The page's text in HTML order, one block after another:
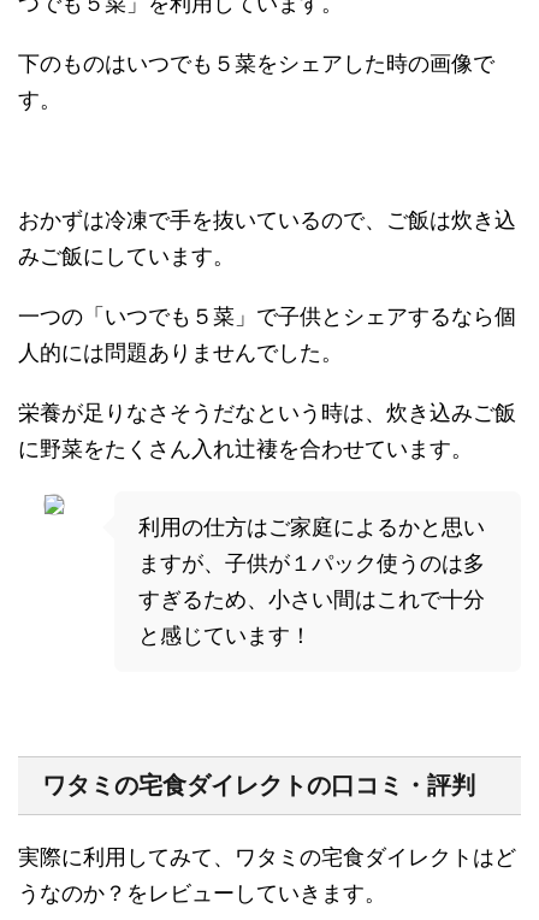
下のものはいつでも５菜をシェアした時の画像で
す。
おかずは冷凍で手を抜いているので、ご飯は炊き込
みご飯にしています。
一つの「いつでも５菜」で子供とシェアするなら個
人的には問題ありませんでした。
栄養が足りなさそうだなという時は、炊き込みご飯
に野菜をたくさん入れ辻褄を合わせています。
利用の仕方はご家庭によるかと思い
ますが、子供が１パック使うのは多
すぎるため、小さい間はこれで十分
と感じています！
ワタミの宅食ダイレクトの口コミ・評判
実際に利用してみて、ワタミの宅食ダイレクトはど
うなのか？をレビューしていきます。